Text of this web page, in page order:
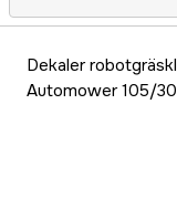
Dekaler
Automower 105/